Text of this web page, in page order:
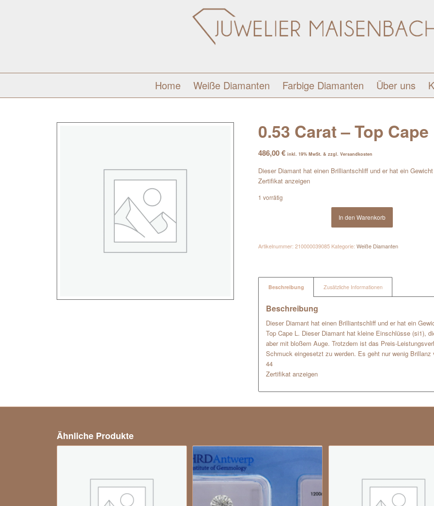
Home Weiße Diamanten Farbige Diamanten Über uns
0.53 Carat – Top
486,00€ inkl. 19% MwSt. & zzgl. Versandkosten
Dieser Diamant hat einen Brilliantschliff und er hat ein
Zertifikat anzeigen
1 vorrätig
In den Warenkorb
Artikelnummer:210000039085 Kategorie:Weiße Diamanten
Beschreibung Zusätzliche Informationen
Beschreibung
Dieser Diamant hat einen Brilliantschliff und er hat ein
Top Cape L. Dieser Diamant hat kleine Einschlüsse (si1),
aber mit bloßem Auge. Trotzdem ist das Preis-
Schmuck eingesetzt zu werden. Es geht nur wenig Brillanz
44
Zertifikat anzeigen
Ähnliche Produkte